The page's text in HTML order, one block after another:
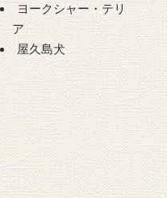
ヨークシャー・テリ
ア
屋久島犬